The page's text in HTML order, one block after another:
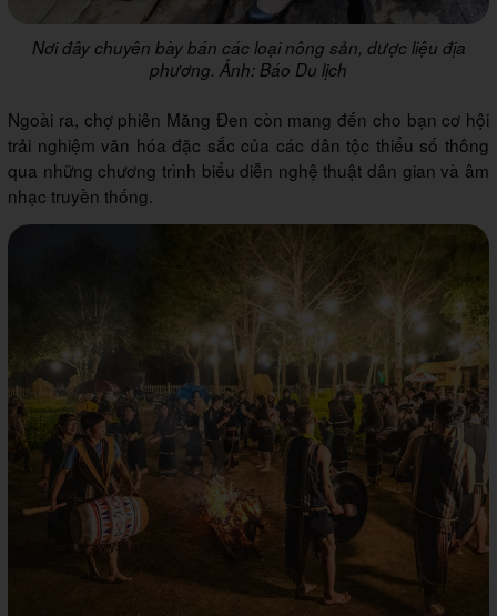
Nơi đây chuyên bày bán các loại nông sản, dược liệu địa
phương. Ảnh: Báo Du lịch
Ngoài ra, chợ phiên Măng Đen còn mang đến cho bạn cơ hội
trải nghiệm văn hóa đặc sắc của các dân tộc thiểu số thông
qua những chương trình biểu diễn nghệ thuật dân gian và âm
nhạc truyền thống.